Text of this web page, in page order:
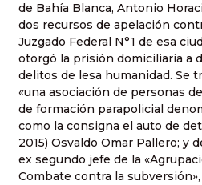
de Bahía Blanca, Antonio
dos recursos de apelación
Juzgado Federal N°1 de esa
otorgó la prisión domiciliaria a
delitos de lesa humanidad. Se
«una asociación de personas
de formación parapolicial
como la consigna el auto de
2015) Osvaldo Omar Pallero; y
ex segundo jefe de la
Combate contra la